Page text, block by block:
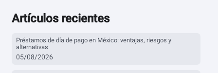
Artículos recientes
Préstamos de día de pago en México: ventajas, riesgos y
alternativas
05/08/2026